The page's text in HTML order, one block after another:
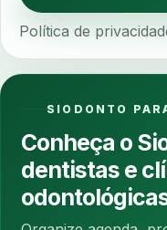
anamnese
ancoragem
ansiedade
anticoagulantes
Política de
SIODONTO
Conheça o
dentistas e